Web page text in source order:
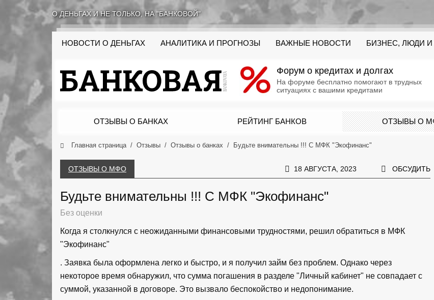
О ДЕНЬГАХ И НЕ ТОЛЬКО, НА "БАНКОВОЙ"
НОВОСТИ О ДЕНЬГАХ АНАЛИТИКА И ПРОГНОЗЫ ВАЖНЫЕ НОВОСТИ БИЗНЕС, ЛЮДИ
Форум о кредитах и долгах
На форуме бесплатно помогают в трудных
ситуациях с вашими кредитами
ОТЗЫВЫ О БАНКАХ РЕЙТИНГ БАНКОВ ОТЗЫВЫ О
Главная страница Отзывы Отзывы о банках Будьте внимательны !!! С МФК "Экофинанс"
ОТЗЫВЫ О МФО 18 АВГУСТА, 2023 ОБСУДИТЬ
Будьте внимательны !!! С МФК "Экофинанс"
Без оценки
Когда я столкнулся с неожиданными финансовыми трудностями, решил обратиться в МФК
"Экофинанс"
. Заявка была оформлена легко и быстро, и я получил займ без проблем. Однако через
некоторое время обнаружил, что сумма погашения в разделе "Личный кабинет" не совпадает с
суммой, указанной в договоре. Это вызвало беспокойство и недопонимание.